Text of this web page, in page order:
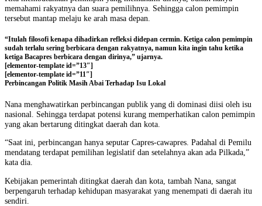
memahami rakyatnya dan suara pemilihnya. Sehingga calon pemimpin
tersebut mantap melaju ke arah masa depan.
“Itulah filosofi kenapa dihadirkan refleksi didepan cermin. Ketiga calon pemimpin
sudah terlalu sering berbicara dengan rakyatnya, namun kita ingin tahu ketika
ketiga Bacapres berbicara dengan dirinya,” ujarnya.
[elementor-template id=”13″]
[elementor-template id=”11″]
Perbincangan Politik Masih Abai Terhadap Isu Lokal
Nana menghawatirkan perbincangan publik yang di dominasi diisi oleh isu
nasional. Sehingga terdapat potensi kurang memperhatikan calon pemimpin
yang akan bertarung ditingkat daerah dan kota.
“Saat ini, perbincangan hanya seputar Capres-cawapres. Padahal di Pemilu
mendatang terdapat pemilihan legislatif dan setelahnya akan ada Pilkada,”
kata dia.
Kebijakan pemerintah ditingkat daerah dan kota, tambah Nana, sangat
berpengaruh terhadap kehidupan masyarakat yang menempati di daerah itu
sendiri.